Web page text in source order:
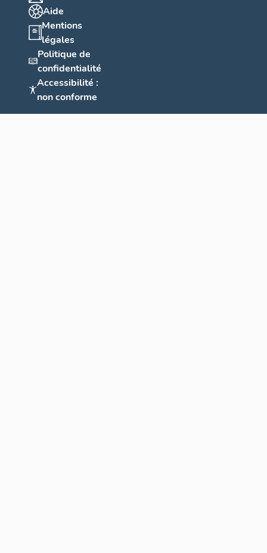
Aide
Mentions
légales
Politique de
confidentialité
Accessibilité :
non conforme